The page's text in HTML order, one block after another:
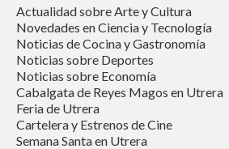
Actualidad sobre Arte y Cultura
Novedades en Ciencia y Tecnología
Noticias de Cocina y Gastronomía
Noticias sobre Deportes
Noticias sobre Economía
Cabalgata de Reyes Magos en Utrera
Feria de Utrera
Cartelera y Estrenos de Cine
Semana Santa en Utrera